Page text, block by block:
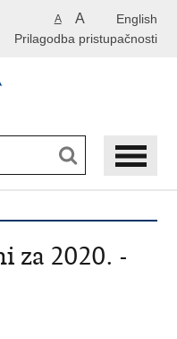
English
A A
Prilagodba pristupačnosti
za 2020. -